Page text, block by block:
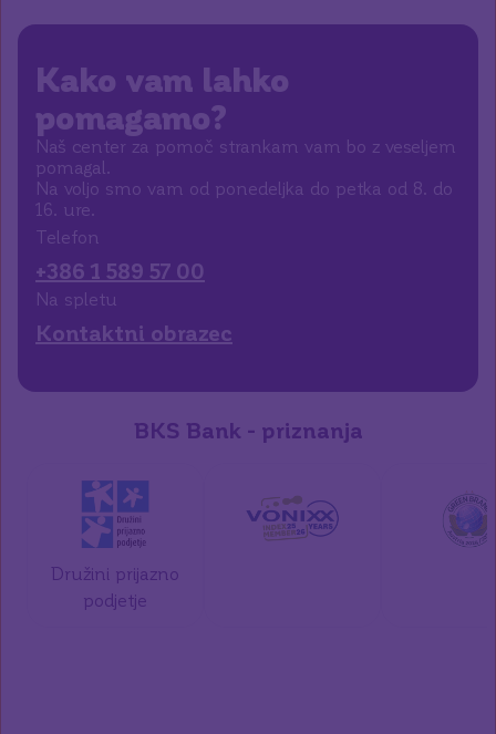
Kako vam lahko
pomagamo?
Naš center za pomoč strankam vam bo z veseljem
pomagal.
Na voljo smo vam od ponedeljka do petka od 8. do
16. ure.
Telefon
+386 1 589 57 00
Na spletu
Kontaktni obrazec
BKS Bank - priznanja
Družini prijazno
podjetje